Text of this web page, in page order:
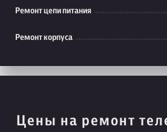
Ремонт цепи питания
Ремонт корпуса
Цены на ремонт